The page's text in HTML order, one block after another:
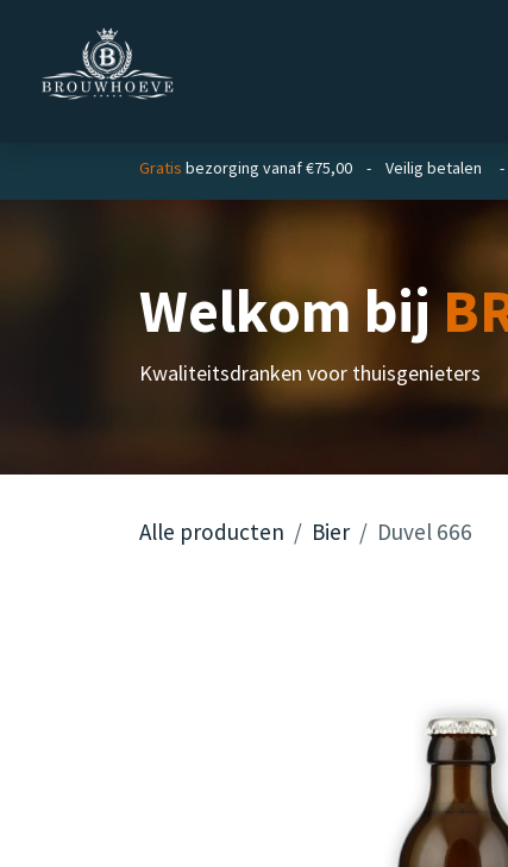
Gratis bezorging vanaf €75,00 - Veilig betalen -
Welkom bij
Kwaliteitsdranken voor thuisgenieters
Alle producten Bier Duvel 666